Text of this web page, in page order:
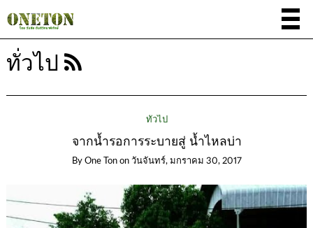
ทั่วไป
ทั่วไป
จากน้ำรอการระบายสู่ น้ำไหลบ่า
By One Ton on วันจันทร์, มกราคม 30, 2017